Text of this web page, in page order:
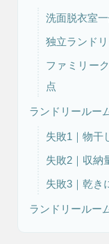
洗面脱衣室
独立ランド
ファミリー
点
ランドリールー
失敗1｜物干
失敗2｜収納
失敗3｜乾き
ランドリールー